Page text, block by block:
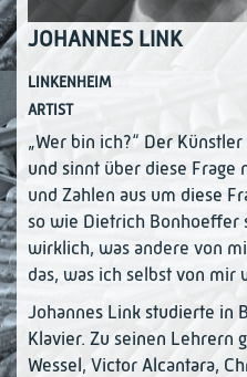
JOHANNES LINK
LINKENHEIM
ARTIST
„Wer bin ich?“ Der
und sinnt über diese Frage
und Zahlen aus um diese
so wie Dietrich Bonhoeffer
wirklich, was andere von
das, was ich selbst von mir
Johannes Link studierte in
Klavier. Zu seinen Lehrern
Wessel, Victor Alcantara,